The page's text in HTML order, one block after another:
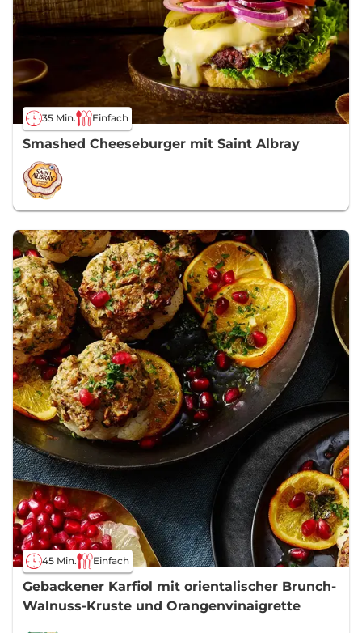
35 Min. Einfach
Smashed Cheeseburger mit Saint Albray
45 Min. Einfach
Gebackener Karfiol mit orientalischer Brunch-
Walnuss-Kruste und Orangenvinaigrette